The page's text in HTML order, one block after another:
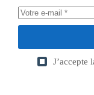
J’accepte